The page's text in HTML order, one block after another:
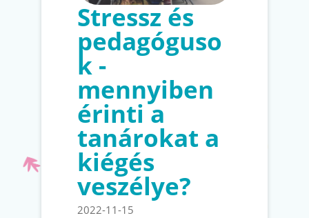
Stressz és
pedagóguso
k -
mennyiben
érinti a
tanárokat a
kiégés
veszélye?
2022-11-15